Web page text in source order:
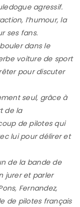
agressif.
l’humour, la
ses fans.
dans le
voiture de sport
pour discuter
seul, grâce à
de la
de pilotes qui
lui pour délirer et
de la bande de
jurer et parler
Fernandez,
de pilotes français